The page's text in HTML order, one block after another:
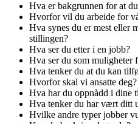
Hva er bakgrunnen for at
Hvorfor vil du arbeide for
Hva synes du er mest eller
stillingen?
Hva ser du etter i en jobb?
Hva ser du som muligheter
Hva tenker du at du kan
Hvorfor skal vi ansatte deg?
Hva har du oppnådd i dine
Hva tenker du har vært ditt
Hvilke andre typer jobber